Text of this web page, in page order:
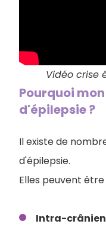
Vidéo crise
Pourquoi
d'épilepsie ?
Il existe de
d'épilepsie.
Elles peuvent être
Intra-